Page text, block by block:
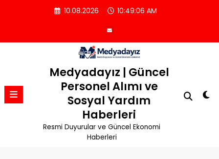
10.08.2026 10:49:06 AM
Medyadayız | Güncel
Personel Alımı ve
Sosyal Yardım
Haberleri
Resmi Duyurular ve Güncel Ekonomi
Haberleri